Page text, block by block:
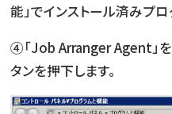
能」でインストール済みプ
④「Job Arranger Agent」を
タンを押下します。